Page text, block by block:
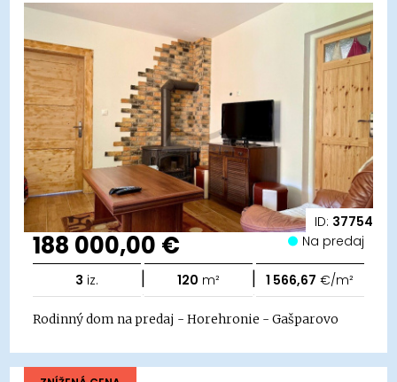
ID: 37754
188 000,00 € Na predaj
3 iz. | 120 m² | 1 566,67 €/m²
Rodinný dom na predaj - Horehronie - Gašparovo